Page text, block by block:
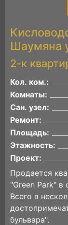
Шаумяна
2-к
Кол. ком.:
Комнаты:
Сан. узел:
Ремонт:
Площадь:
Этажность:
Проект:
Продается
"Green Park" в
Всего в
бульвара".